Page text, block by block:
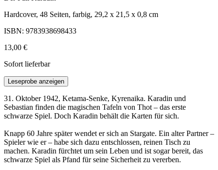
Hardcover, 48 Seiten, farbig, 29,2 x 21,5 x 0,8 cm
ISBN: 9783938698433
13,00 €
Sofort lieferbar
Leseprobe anzeigen
31. Oktober 1942, Ketama-Senke, Kyrenaika. Karadin und
Sebastian finden die magischen Tafeln von Thot – das erste
schwarze Spiel. Doch Karadin behält die Karten für sich.
Knapp 60 Jahre später wendet er sich an Stargate. Ein alter Partner –
Spieler wie er – habe sich dazu entschlossen, reinen Tisch zu
machen. Karadin fürchtet um sein Leben und ist sogar bereit, das
schwarze Spiel als Pfand für seine Sicherheit zu vererben.